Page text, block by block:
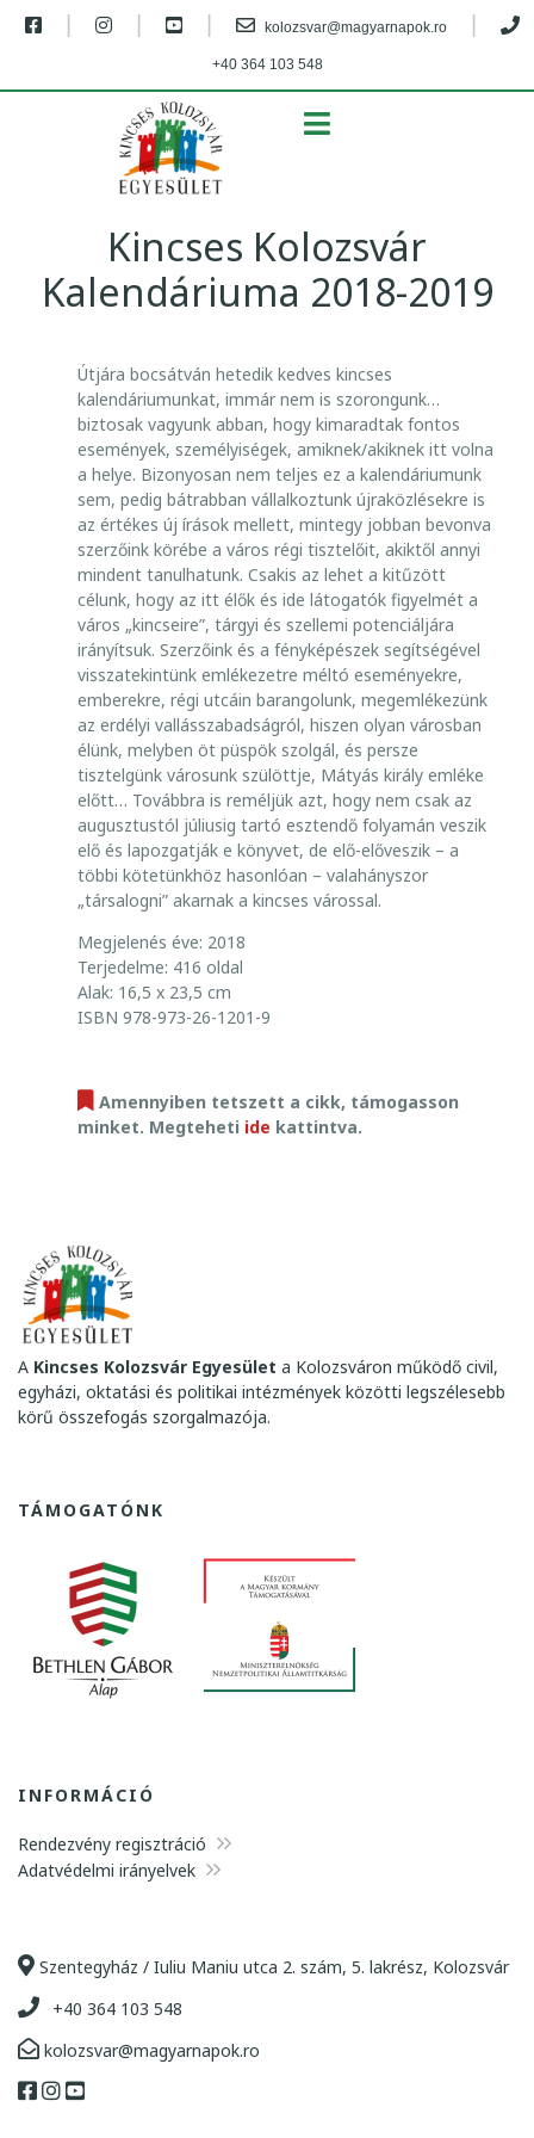
kolozsvar@magyarnapok.ro
+40 364 103 548
Kincses Kolozsvár
Kalendáriuma 2018-2019
K
I
N
C
S
E
S
K
O
L
O
Z
S
V
Á
R
K
A
L
E
D
Á
R
I
M
A
2
-
2
0
1
9
Útjára bocsátván hetedik kedves kincses
kalendáriumunkat, immár nem is szorongunk…
biztosak vagyunk abban, hogy kimaradtak fontos
események, személyiségek, amiknek/akik­nek itt volna
a helye. Bizonyosan nem teljes ez a kalendáriumunk
sem, pedig bátrabban vállalkoztunk újraközlésekre is
az értékes új írások mellett, mintegy jobban bevonva
szerzőink körébe a város régi tisztelőit, akiktől annyi
mindent tanulhatunk. Csakis az lehet a kitűzött
célunk, hogy az itt élők és ide látogatók figyelmét a
város „kincseire”, tárgyi és szellemi potenciáljára
irányítsuk. Szerzőink és a fényképészek segítségével
visszatekintünk emlékezetre méltó eseményekre,
emberekre, régi utcáin barangolunk, megemlékezünk
az erdélyi vallásszabadságról, hiszen olyan városban
élünk, melyben öt püspök szolgál, és persze
tisztelgünk városunk szülöttje, Mátyás király emléke
előtt… Továbbra is reméljük azt, hogy nem csak az
augusztustól júliusig tartó esztendő folyamán veszik
elő és lapozgatják e könyvet, de elő-előveszik – a
többi kötetünkhöz hasonlóan – valahányszor
„társalogni” akarnak a kincses várossal.
Megjelenés éve: 2018
Terjedelme: 416 oldal
Alak: 16,5 x 23,5 cm
ISBN 978-973-26-1201-9
Amennyiben tetszett a cikk, támogasson
minket. Megteheti ide kattintva.
A Kincses Kolozsvár Egyesület a Kolozsváron működő civil,
egyházi, oktatási és politikai intézmények közötti legszélesebb
körű összefogás szorgalmazója.
TÁMOGATÓNK
INFORMÁCIÓ
Rendezvény regisztráció
Adatvédelmi irányelvek
Szentegyház / Iuliu Maniu utca 2. szám, 5. lakrész, Kolozsvár
+40 364 103 548
kolozsvar@magyarnapok.ro